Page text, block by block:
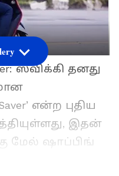
ஸ்விக்கி தனது
என்ற புதிய
இதன்
மேல் ஷாப்பிங்